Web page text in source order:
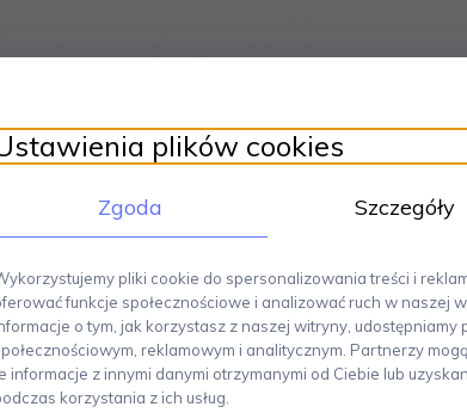
plików cookies
Zgoda Szczegóły
pliki cookie do spersonalizowania treści i
funkcje społecznościowe i analizować ruch w naszej
o tym, jak korzystasz z naszej witryny, udostępniamy
reklamowym i analitycznym. Partnerzy
informacje z innymi danymi otrzymanymi od Ciebie lub
korzystania z ich usług.